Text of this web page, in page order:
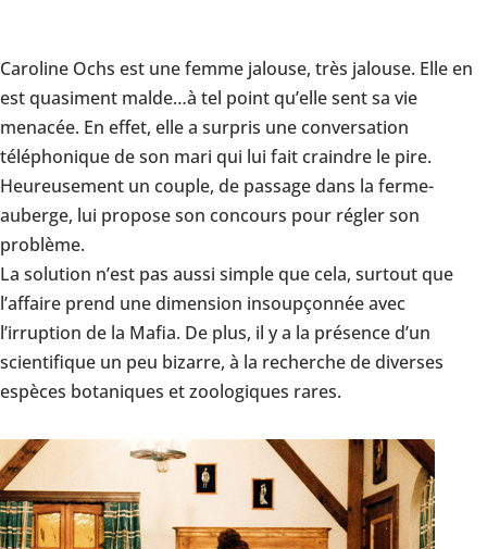
Caroline Ochs est une femme jalouse, très jalouse. Elle en
est quasiment malde…à tel point qu’elle sent sa vie
menacée. En effet, elle a surpris une conversation
téléphonique de son mari qui lui fait craindre le pire.
Heureusement un couple, de passage dans la ferme-
auberge, lui propose son concours pour régler son
problème.
La solution n’est pas aussi simple que cela, surtout que
l’affaire prend une dimension insoupçonnée avec
l’irruption de la Mafia. De plus, il y a la présence d’un
scientifique un peu bizarre, à la recherche de diverses
espèces botaniques et zoologiques rares.